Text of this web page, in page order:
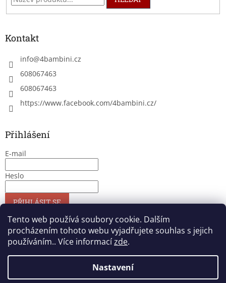
Tento web používá soubory cookie. Dalším
procházením tohoto webu vyjadřujete souhlas s jejich
používáním.. Více informacízde.
Nastavení
Kontakt
info@4bambini.cz
608067463
608067463
https://www.facebook.com/4bambini.cz/
Přihlášení
E-mail
Heslo
PŘIHLÁSIT SE
Nová registraceZapomenuté heslo